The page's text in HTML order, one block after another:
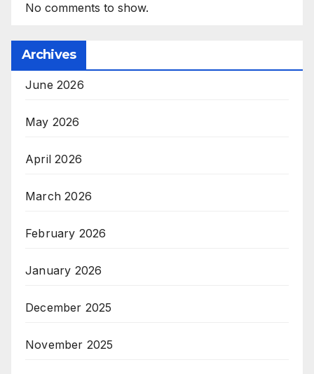
No comments to show.
Archives
June 2026
May 2026
April 2026
March 2026
February 2026
January 2026
December 2025
November 2025